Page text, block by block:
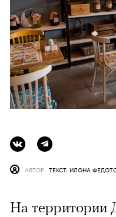
АВТОР ТЕКСТ: ИЛОНА
На территории